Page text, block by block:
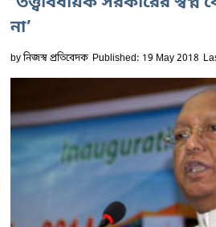
না’
byনিজস্ব প্রতিবেদক Published: 19 May 2018